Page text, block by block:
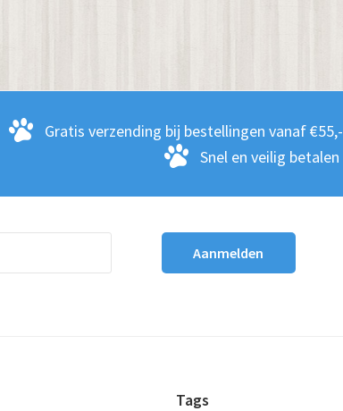
Gratis verzending bij bestellingen vanaf €55,-
Snel en veilig betalen
Tags